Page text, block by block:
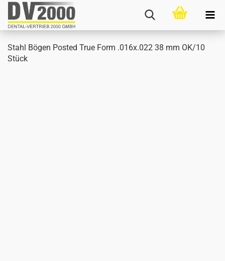
Stahl Bögen Posted True Form .016x.022 38 mm OK/10
Stück